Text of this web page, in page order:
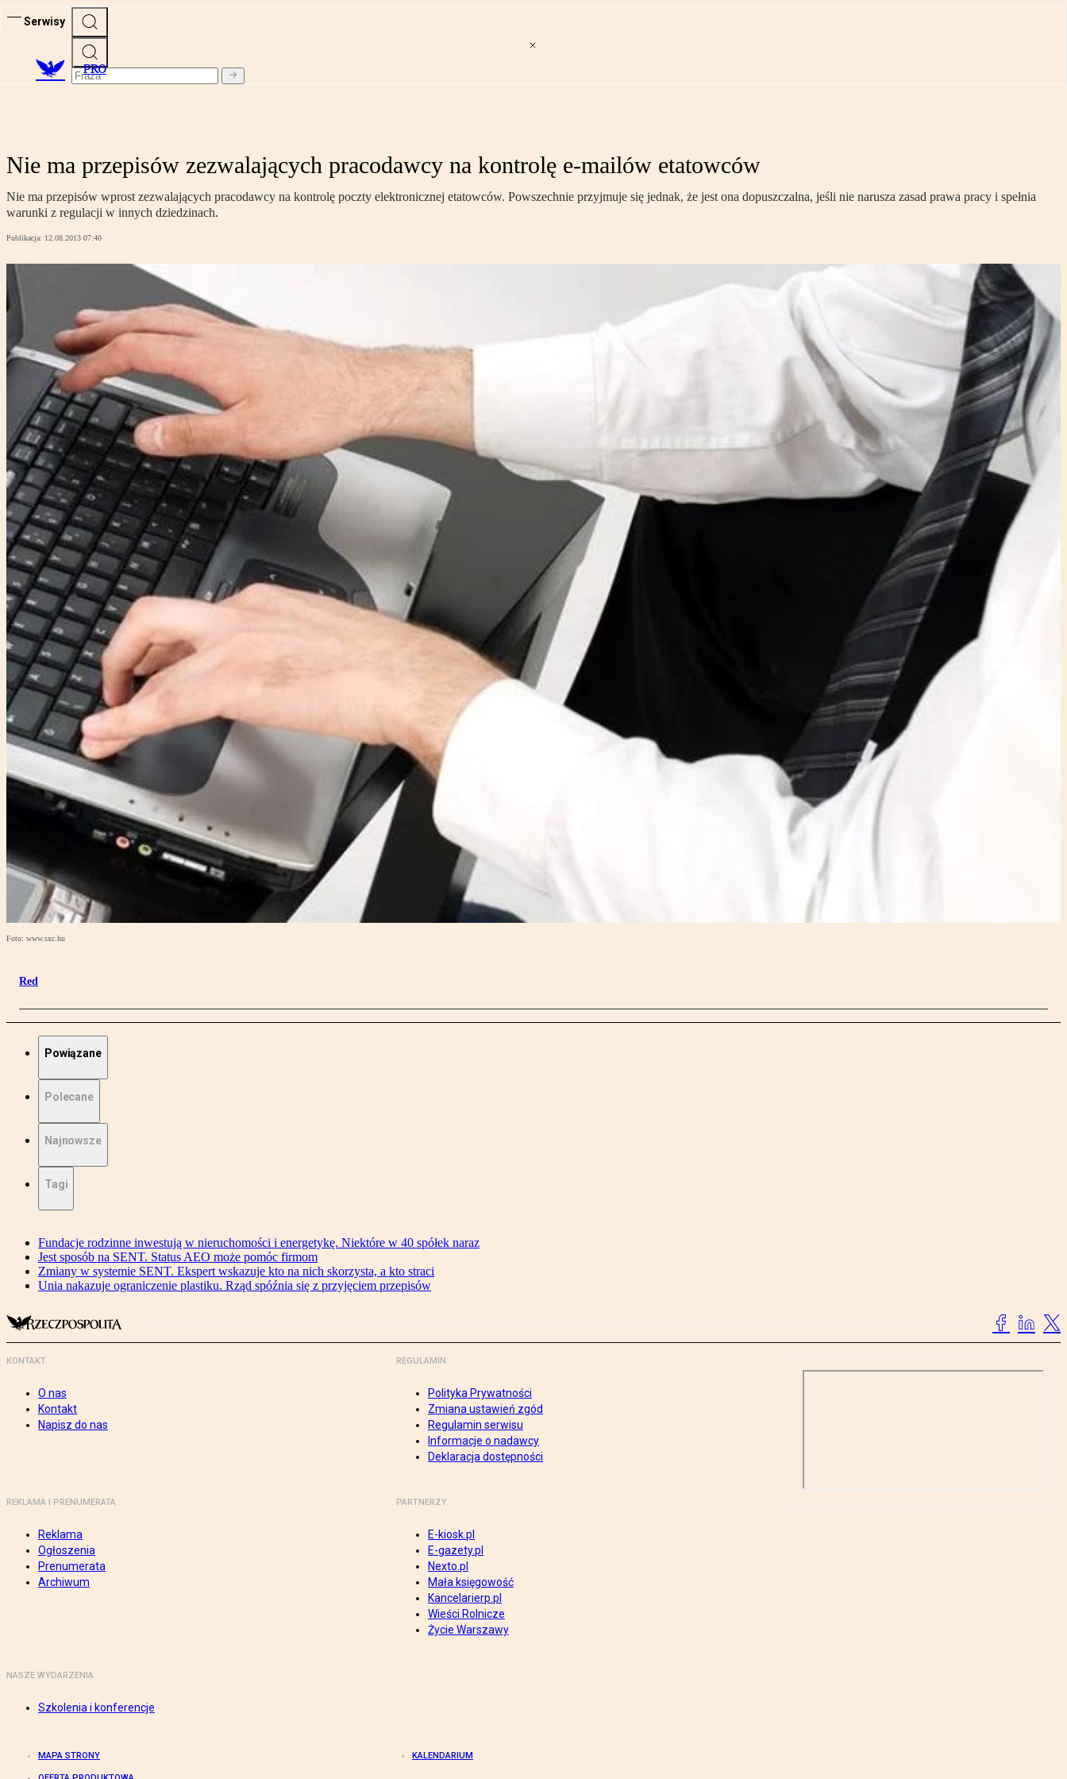
Serwisy
PRO
Nie ma przepisów zezwalających pracodawcy na kontrolę e-mailów etatowców
Nie ma przepisów wprost zezwalających pracodawcy na kontrolę poczty elektronicznej etatowców. Powszechnie przyjmuje się jednak, że jest ona dopuszczalna, jeśli nie narusza zasad prawa pracy i spełnia
warunki z regulacji w innych dziedzinach.
Publikacja: 12.08.2013 07:40
Foto: www.sxc.hu
Red
Powiązane
Polecane
Najnowsze
Tagi
Fundacje rodzinne inwestują w nieruchomości i energetykę. Niektóre w 40 spółek naraz
Jest sposób na SENT. Status AEO może pomóc firmom
Zmiany w systemie SENT. Ekspert wskazuje kto na nich skorzysta, a kto straci
Unia nakazuje ograniczenie plastiku. Rząd spóźnia się z przyjęciem przepisów
KONTAKT
O nas
Kontakt
Napisz do nas
REGULAMIN
Polityka Prywatności
Zmiana ustawień zgód
Regulamin serwisu
Informacje o nadawcy
Deklaracja dostępności
REKLAMA I PRENUMERATA
Reklama
Ogłoszenia
Prenumerata
Archiwum
PARTNERZY
E-kiosk.pl
E-gazety.pl
Nexto.pl
Mała księgowość
Kancelarierp.pl
Wieści Rolnicze
Życie Warszawy
NASZE WYDARZENIA
Szkolenia i konferencje
MAPA STRONY KALENDARIUM